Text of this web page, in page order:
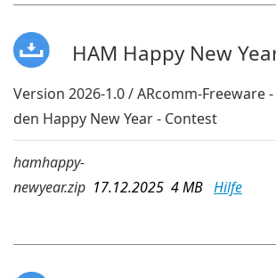
HAM Happy New
Version 2026-1.0 / ARcomm-Freeware
den Happy New Year - Contest
hamhappy-
newyear.zip 17.12.2025 4 MB Hilfe